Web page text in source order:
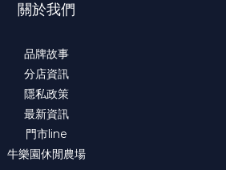
關於我們
品牌故事
分店資訊
隱私政策
最新資訊
門市line
牛樂園休閒農場